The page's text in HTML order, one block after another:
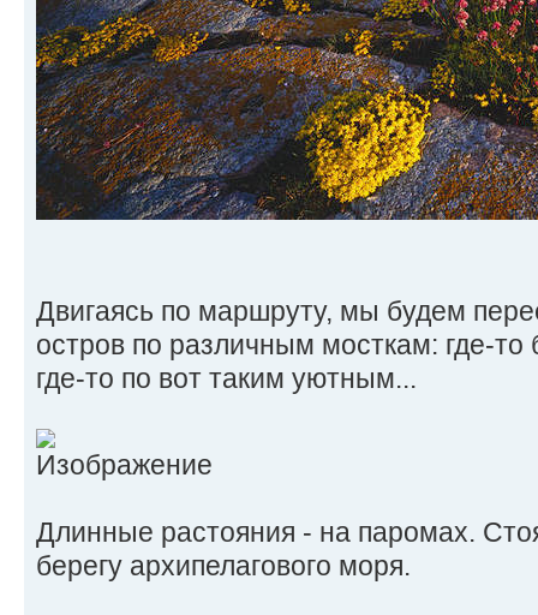
Двигаясь по маршруту, мы будем
остров по различным мосткам: где-
где-то по вот таким уютным...
Длинные растояния - на паромах.
берегу архипелагового моря.